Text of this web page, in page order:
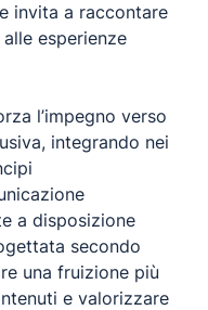
invita a raccontare
esperienze
l’impegno verso
integrando nei
a disposizione
secondo
una fruizione più
e valorizzare